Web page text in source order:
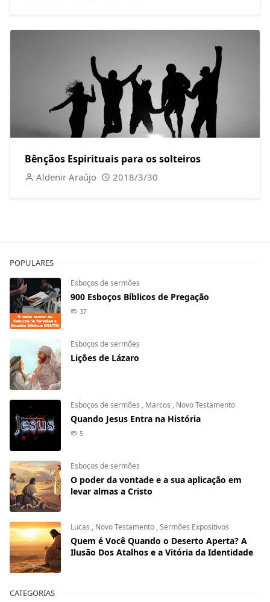
Bênçãos Espirituais para os solteiros
Aldenir Araújo 2018/3/30
POPULARES
Esboços de sermões
900 Esboços Bíblicos de Pregação
37
Esboços de sermões
Lições de Lázaro
Esboços de sermões , Marcos , Novo Testamento
Quando Jesus Entra na História
5
Esboços de sermões
O poder da vontade e a sua aplicação em
levar almas a Cristo
Lucas , Novo Testamento ,Sermões Expositivos
Quem é Você Quando o Deserto Aperta? A
Ilusão Dos Atalhos e a Vitória da Identidade
CATEGORIAS